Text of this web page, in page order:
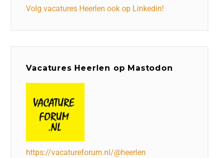
Volg vacatures Heerlen ook op Linkedin!
Vacatures Heerlen op Mastodon
https://vacatureforum.nl/@heerlen